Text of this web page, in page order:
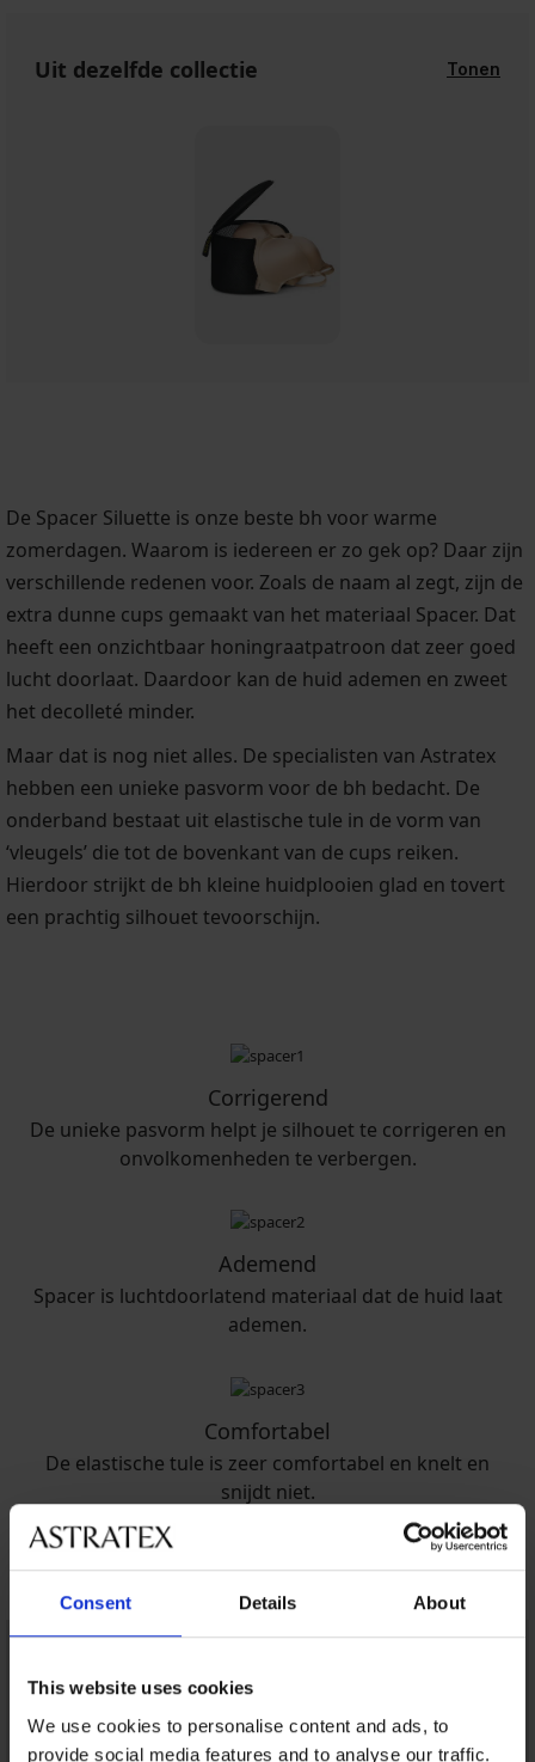
Consent Details About
This website uses cookies
We use cookies to personalise content and ads, to
provide social media features and to analyse our traffic.
Uit dezelfde collectie Tonen
De Spacer Siluette is onze beste bh voor warme
zomerdagen. Waarom is iedereen er zo gek op? Daar zijn
verschillende redenen voor. Zoals de naam al zegt, zijn de
extra dunne cups gemaakt van het materiaal Spacer. Dat
heeft een onzichtbaar honingraatpatroon dat zeer goed
lucht doorlaat. Daardoor kan de huid ademen en zweet
het decolleté minder.
Maar dat is nog niet alles. De specialisten van Astratex
hebben een unieke pasvorm voor de bh bedacht. De
onderband bestaat uit elastische tule in de vorm van
‘vleugels’ die tot de bovenkant van de cups reiken.
Hierdoor strijkt de bh kleine huidplooien glad en tovert
een prachtig silhouet tevoorschijn.
Corrigerend
De unieke pasvorm helpt je silhouet te corrigeren en
onvolkomenheden te verbergen.
Ademend
Spacer is luchtdoorlatend materiaal dat de huid laat
ademen.
Comfortabel
De elastische tule is zeer comfortabel en knelt en
snijdt niet.